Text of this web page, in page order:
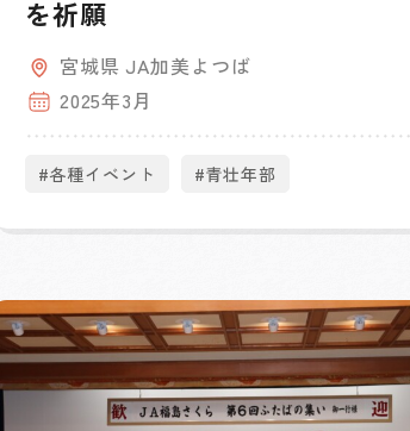
を祈願
宮城県 JA加美よつば
2025年3月
#各種イベント #青壮年部